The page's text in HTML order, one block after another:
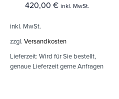
420,00 € inkl. MwSt.
inkl. MwSt.
zzgl. Versandkosten
Lieferzeit: Wird für Sie bestellt,
genaue Lieferzeit gerne Anfragen